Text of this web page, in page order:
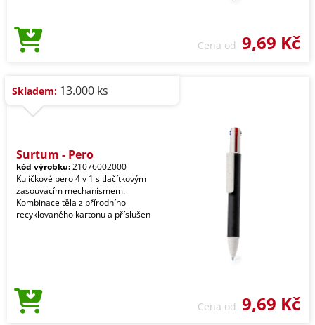
Cena od 9,69 Kč
Skladem: 13.000 ks
Surtum - Pero
kód výrobku:21076002000
Kuličkové pero 4 v 1 s tlačítkovým
zasouvacím mechanismem.
Kombinace těla z přírodního
recyklovaného kartonu a příslušen
Cena od 9,69 Kč